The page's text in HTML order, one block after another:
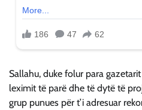
Sallahu, duke folur para
leximit të parë dhe të dytë të
grup punues për t’i adresuar